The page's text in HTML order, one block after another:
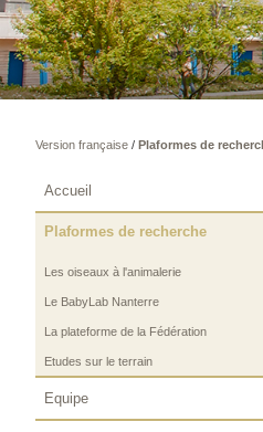
Version française/ Plaformes de
Accueil
Plaformes de recherche
Les oiseaux à l'animalerie
Le BabyLab Nanterre
La plateforme de la Fédération
Etudes sur le terrain
Equipe